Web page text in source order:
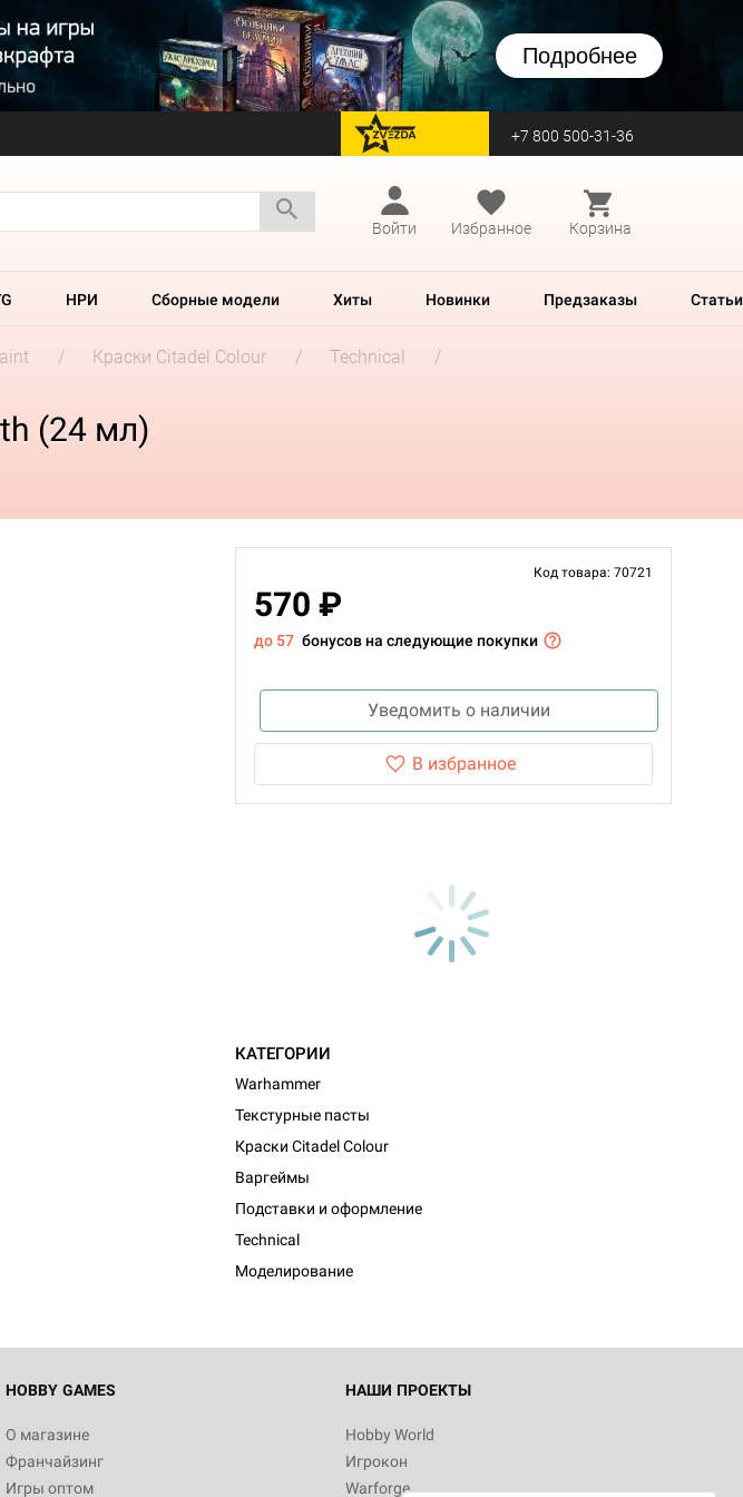
Подробнее
перейти на Zvezda +7 800 500-31-36
Войти
Избранное Корзина
НРИ Сборные модели Хиты Новинки Предзаказы Статьи
Краски Citadel Colour
Technical
(24 мл)
Код товара: 70721
570 ₽
до 57 бонусов на следующие покупки
Уведомить о наличии
В избранное
КАТЕГОРИИ
Warhammer
Текстурные пасты
Краски Citadel Colour
Варгеймы
Подставки и оформление
Technical
Моделирование
HOBBY GAMES
О магазине
Франчайзинг
Игры оптом
НАШИ ПРОЕКТЫ
Hobby World
Игрокон
Warforge